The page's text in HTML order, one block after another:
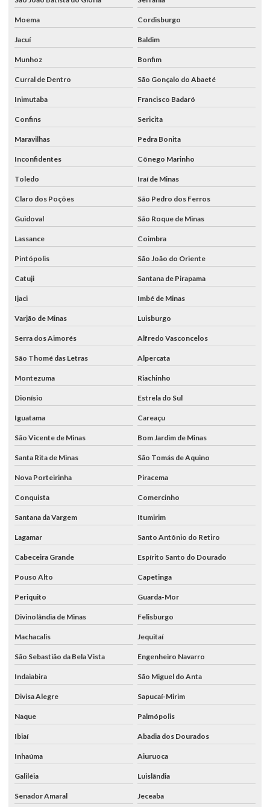
Moema Cordisburgo
Jacuí Baldim
Munhoz Bonfim
Curral de Dentro São Gonçalo do Abaeté
Inimutaba Francisco Badaró
Confins Sericita
Maravilhas Pedra Bonita
Inconfidentes Cônego Marinho
Toledo Iraí de Minas
Claro dos Poções São Pedro dos Ferros
Guidoval São Roque de Minas
Lassance Coimbra
Pintópolis São João do Oriente
Catuji Santana de Pirapama
Ijaci Imbé de Minas
Varjão de Minas Luisburgo
Serra dos Aimorés Alfredo Vasconcelos
São Thomé das Letras Alpercata
Montezuma Riachinho
Dionísio Estrela do Sul
Iguatama Careaçu
São Vicente de Minas Bom Jardim de Minas
Santa Rita de Minas São Tomás de Aquino
Nova Porteirinha Piracema
Conquista Comercinho
Santana da Vargem Itumirim
Lagamar Santo Antônio do Retiro
Cabeceira Grande Espírito Santo do Dourado
Pouso Alto Capetinga
Periquito Guarda-Mor
Divinolândia de Minas Felisburgo
Machacalis Jequitaí
São Sebastião da Bela Vista Engenheiro Navarro
Indaiabira São Miguel do Anta
Divisa Alegre Sapucaí-Mirim
Naque Palmópolis
Ibiaí Abadia dos Dourados
Inhaúma Aiuruoca
Galiléia Luislândia
Senador Amaral Jeceaba